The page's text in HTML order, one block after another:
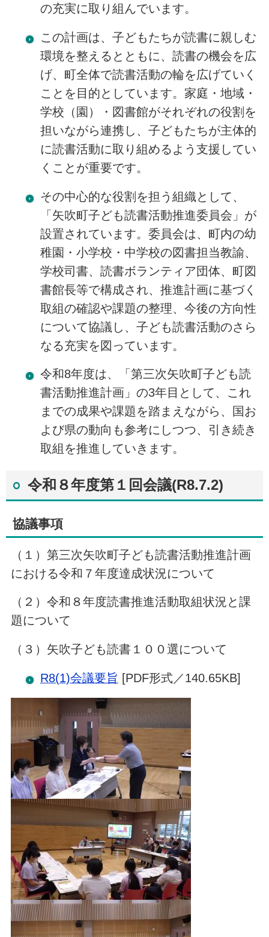
の充実に取り組んでいます。
この計画は、子どもたちが読書に親しむ
環境を整えるとともに、読書の機会を広
げ、町全体で読書活動の輪を広げていく
ことを目的としています。家庭・地域・
学校（園）・図書館がそれぞれの役割を
担いながら連携し、子どもたちが主体的
に読書活動に取り組めるよう支援してい
くことが重要です。
その中心的な役割を担う組織として、
「矢吹町子ども読書活動推進委員会」が
設置されています。委員会は、町内の幼
稚園・小学校・中学校の図書担当教諭、
学校司書、読書ボランティア団体、町図
書館長等で構成され、推進計画に基づく
取組の確認や課題の整理、今後の方向性
について協議し、子ども読書活動のさら
なる充実を図っています。
令和8年度は、「第三次矢吹町子ども読
書活動推進計画」の3年目として、これ
までの成果や課題を踏まえながら、国お
よび県の動向も参考にしつつ、引き続き
取組を推進していきます。
令和８年度第１回会議(R8.7.2)
協議事項
（１）第三次矢吹町子ども読書活動推進計画
における令和７年度達成状況について
（２）令和８年度読書推進活動取組状況と課
題について
（３）矢吹子ども読書１００選について
R8(1)会議要旨 [PDF形式／140.65KB]